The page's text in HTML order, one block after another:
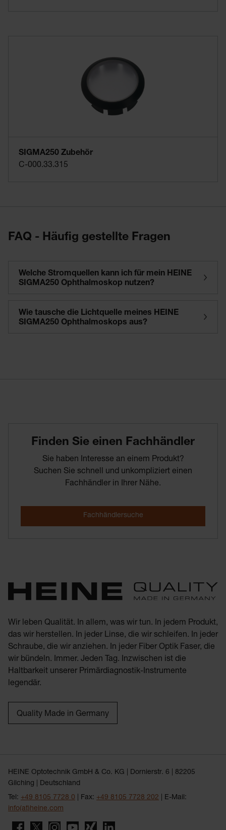
SIGMA250 Zubehör
C-000.33.315
FAQ - Häufig gestellte Fragen
Welche Stromquellen kann ich für mein HEINE
SIGMA250 Ophthalmoskop nutzen?
Wie tausche die Lichtquelle meines HEINE
SIGMA250 Ophthalmoskops aus?
Finden­ Sie­ einen­ Fachhändler
Sie haben Interesse an einem Produkt?
Suchen Sie schnell und unkompliziert einen
Fachhändler in Ihrer Nähe.
Wir leben Qualität. In allem, was wir tun. In jedem Produkt,
das wir herstellen. In jeder Linse, die wir schleifen. In jeder
Schraube, die wir anziehen. In jeder Fiber Optik Faser, die
wir bündeln. Immer. Jeden Tag. Inzwischen ist die
Haltbarkeit unserer Primärdiagnostik-Instrumente
legendär.
Quality Made in Germany
HEINE Optotechnik GmbH & Co. KG | Dornierstr. 6 | 82205
Gilching | Deutschland
Tel: +49 8105 7728 0 | Fax: +49 8105 7728 202 | E-Mail:
info(at)heine.com